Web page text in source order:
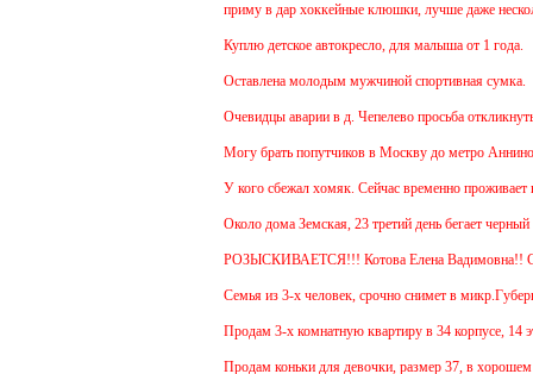
приму в дар хоккейные клюшки, лучше даже
Куплю детское автокресло, для малыша от 1 года.
Оставлена молодым мужчиной спортивная сумка.
Очевидцы аварии в д. Чепелево просьба
Могу брать попутчиков в Москву до метро
У кого сбежал хомяк. Сейчас временно проживает
Около дома Земская, 23 третий день бегает черный
РОЗЫСКИВАЕТСЯ!!! Котова Елена
Семья из 3-х человек, срочно снимет в
Продам 3-х комнатную квартиру в 34 корпусе, 14
Продам коньки для девочки, размер 37, в хорошем